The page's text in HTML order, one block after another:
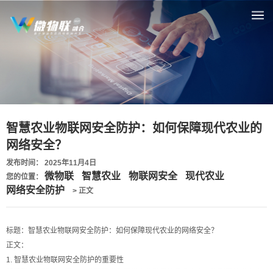
智慧农业物联网安全防护：如何保障现代农业的
网络安全？
发布时间： 2025年11月4日
您的位置： 微物联 智慧农业 物联网安全
现代农业
网络安全防护
> 正文
标题：智慧农业物联网安全防护：如何保障现代农业的网络安全？
正文：
1. 智慧农业物联网安全防护的重要性